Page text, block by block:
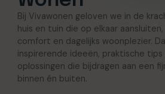
Bij Vivawonen geloven we in de
huis en tuin die op elkaar
comfort en dagelijks woonplezier.
inspirerende ideeën, praktische
oplossingen die bijdragen aan een
binnen én buiten.